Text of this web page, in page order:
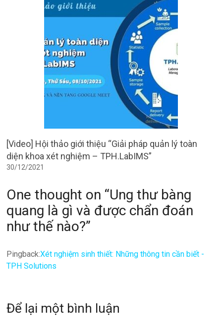
[Video] Hội thảo giới thiệu “Giải pháp quản lý toàn
diện khoa xét nghiệm – TPH.LabIMS”
30/12/2021
One thought on “Ung thư bàng
quang là gì và được chẩn đoán
như thế nào?”
Pingback:Xét nghiệm sinh thiết: Những thông tin cần biết -
TPH Solutions
Để lại một bình luận